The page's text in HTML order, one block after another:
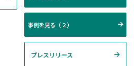
事例を見る（２）
プレスリリース